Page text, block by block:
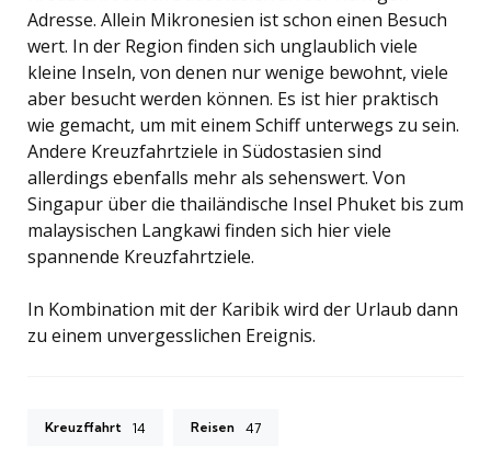
Adresse. Allein Mikronesien ist schon einen Besuch
wert. In der Region finden sich unglaublich viele
kleine Inseln, von denen nur wenige bewohnt, viele
aber besucht werden können. Es ist hier praktisch
wie gemacht, um mit einem Schiff unterwegs zu sein.
Andere Kreuzfahrtziele in Südostasien sind
allerdings ebenfalls mehr als sehenswert. Von
Singapur über die thailändische Insel Phuket bis zum
malaysischen Langkawi finden sich hier viele
spannende Kreuzfahrtziele.
In Kombination mit der Karibik wird der Urlaub dann
zu einem unvergesslichen Ereignis.
Kreuzffahrt 14 Reisen 47